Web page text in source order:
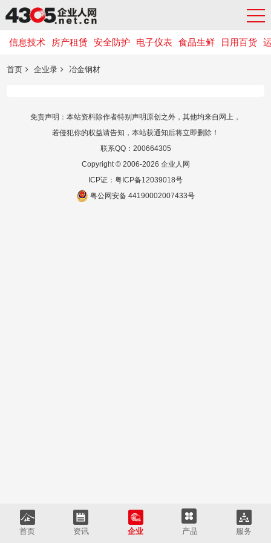
信息技术 房产租赁 安全防护 电子仪表 食品生鲜 日用百货
首页 企业录 冶金钢材
免责声明：本站资料除作者特别声明原创之外，其他均来自网上，
若侵犯你的权益请告知，本站获通知后将立即删除！
联系QQ：200664305
Copyright © 2006-2026 企业人网
ICP证： 粤ICP备12039018号
粤公网安备 44190002007433号
首页 资讯 企业 产品 服务